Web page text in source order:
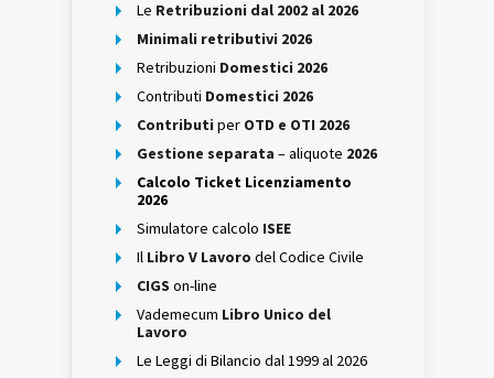
Le Retribuzioni dal 2002 al 2026
Minimali retributivi 2026
Retribuzioni Domestici 2026
Contributi Domestici 2026
Contributi per OTD e OTI 2026
Gestione separata – aliquote 2026
Calcolo Ticket Licenziamento
2026
Simulatore calcolo ISEE
Il Libro V Lavoro del Codice Civile
CIGS on-line
Vademecum Libro Unico del
Lavoro
Le Leggi di Bilancio dal 1999 al 2026